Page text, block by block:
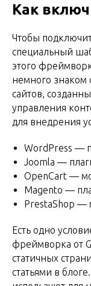
Как
Чтобы
специальный
этого
немного знаком
сайтов,
управления
для внедрения
WordPress —
Joomla —
OpenCart —
Magento —
PrestaShop —
Есть одно
фреймворка от
статичных
статьями в